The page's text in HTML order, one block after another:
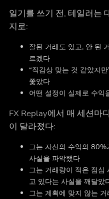
일기를 쓰기 전, 테일러는
지로:
잘된 거래도 있고, 안 된
르겠다
“직감상 맞는 것 같았지
쫓았다
어떤 설정이 실제로 수익
FX Replay에서 매 세션마
이 달라졌다:
그는 자신의 수익의
사실을 파악했다
그는 거래량이 적은 점심
고 있다는 사실을 깨달았
그는 계획에 맞지 않는